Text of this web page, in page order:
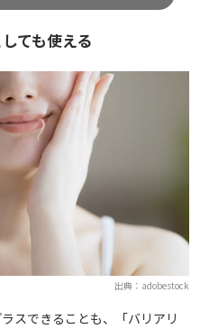
ても使える
出典：adobestock
スできることも、「バリアリ